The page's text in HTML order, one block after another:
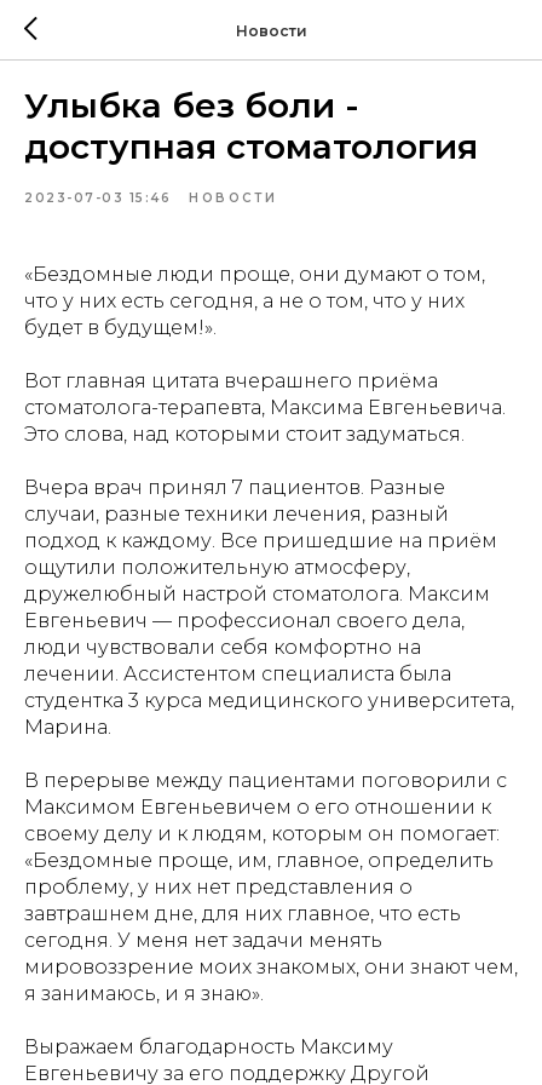
Новости
Улыбка без боли -
доступная стоматология
2023-07-03 15:46 НОВОСТИ
«Бездомные люди проще, они думают о том,
что у них есть сегодня, а не о том, что у них
будет в будущем!».
Вот главная цитата вчерашнего приёма
стоматолога-терапевта, Максима Евгеньевича.
Это слова, над которыми стоит задуматься.
Вчера врач принял 7 пациентов. Разные
случаи, разные техники лечения, разный
подход к каждому. Все пришедшие на приём
ощутили положительную атмосферу,
дружелюбный настрой стоматолога. Максим
Евгеньевич — профессионал своего дела,
люди чувствовали себя комфортно на
лечении. Ассистентом специалиста была
студентка 3 курса медицинского университета,
Марина.
В перерыве между пациентами поговорили с
Максимом Евгеньевичем о его отношении к
своему делу и к людям, которым он помогает:
«Бездомные проще, им, главное, определить
проблему, у них нет представления о
завтрашнем дне, для них главное, что есть
сегодня. У меня нет задачи менять
мировоззрение моих знакомых, они знают чем,
я занимаюсь, и я знаю».
Выражаем благодарность Максиму
Евгеньевичу за его поддержку Другой